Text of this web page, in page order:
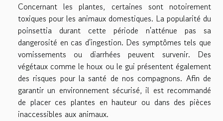
Concernant les plantes, certaines sont notoirement
toxiques pour les animaux domestiques. La popularité du
poinsettia durant cette période n'atténue pas sa
dangerosité en cas d'ingestion. Des symptômes tels que
vomissements ou diarrhées peuvent survenir. Des
végétaux comme le houx ou le gui présentent également
des risques pour la santé de nos compagnons. Afin de
garantir un environnement sécurisé, il est recommandé
de placer ces plantes en hauteur ou dans des pièces
inaccessibles aux animaux.